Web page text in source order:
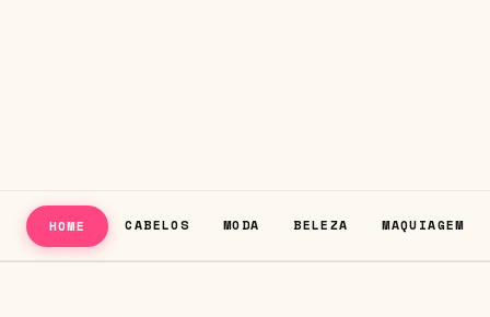
HOME CABELOS MODA BELEZA MAQUIAGEM